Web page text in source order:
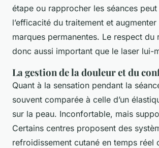
étape ou rapprocher les séances peut
l’efficacité du traitement et
marques permanentes. Le respect du
donc aussi important que le laser lui-
La gestion de la douleur et du
Quant à la sensation pendant la
souvent comparée à celle d’un
sur la peau. Inconfortable, mais
Certains centres proposent des
refroidissement cutané en temps réel